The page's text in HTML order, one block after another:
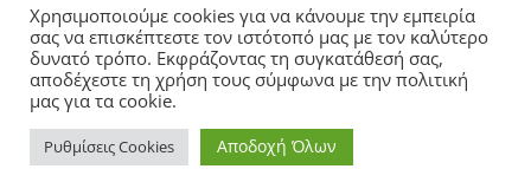
Πνευματικά Δικαιώματα © 2026romios.online. Τα
πνευματικά δικαιώματα προστατεύονται.
Θέμα:
WordPress.
Χρησιμοποιούμε cookies για να κάνουμε την εμπειρία
σας να επισκέπτεστε τον ιστότοπό μας με τον καλύτερο
δυνατό τρόπο. Εκφράζοντας τη συγκατάθεσή σας,
αποδέχεστε τη χρήση τους σύμφωνα με την πολιτική
μας για τα cookie.
Ρυθμίσεις Cookies Αποδοχή Όλων